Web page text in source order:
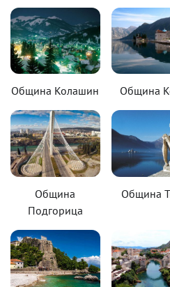
Община Колашин Община
Община
Подгорица
Община